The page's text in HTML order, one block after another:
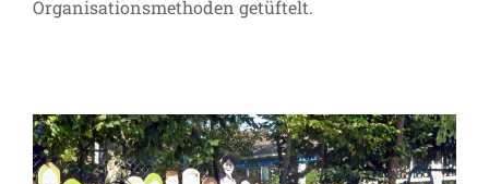
Organisationsmethoden getüftelt.
Ehrenamtliche Kita-Geschäftsführung